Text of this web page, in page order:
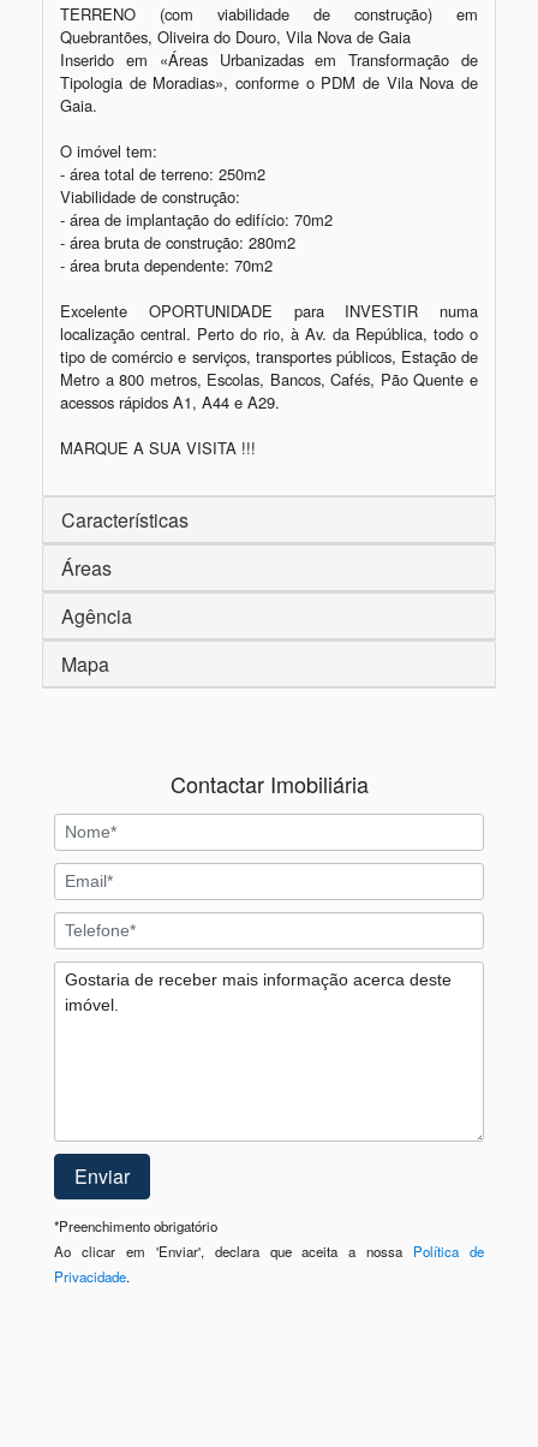
TERRENO (com viabilidade de construção) em
Quebrantões, Oliveira do Douro, Vila Nova de Gaia
Inserido em «Áreas Urbanizadas em Transformação de
Tipologia de Moradias», conforme o PDM de Vila Nova de
Gaia.
O imóvel tem:
- área total de terreno: 250m2
Viabilidade de construção:
- área de implantação do edifício: 70m2
- área bruta de construção: 280m2
- área bruta dependente: 70m2
Excelente OPORTUNIDADE para INVESTIR numa
localização central. Perto do rio, à Av. da República, todo o
tipo de comércio e serviços, transportes públicos, Estação de
Metro a 800 metros, Escolas, Bancos, Cafés, Pão Quente e
acessos rápidos A1, A44 e A29.
MARQUE A SUA VISITA !!!
Características
Áreas
Agência
Mapa
Contactar Imobiliária
*Preenchimento obrigatório
Ao clicar em 'Enviar', declara que aceita a nossa Política de
Privacidade.